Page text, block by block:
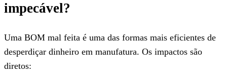
impecável?
Uma BOM mal feita é uma das formas mais eficientes de
desperdiçar dinheiro em manufatura. Os impactos são
diretos: